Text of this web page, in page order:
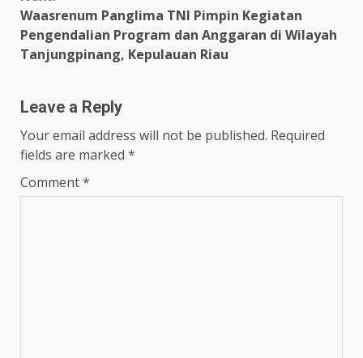
Waasrenum Panglima TNI Pimpin Kegiatan
Pengendalian Program dan Anggaran di Wilayah
Tanjungpinang, Kepulauan Riau
Leave a Reply
Your email address will not be published. Required
fields are marked *
Comment*